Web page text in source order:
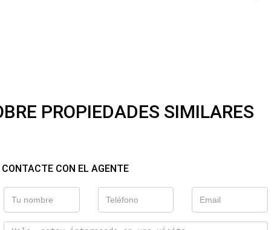
PROPIEDADES SIMILARES
CONTACTE CON EL AGENTE